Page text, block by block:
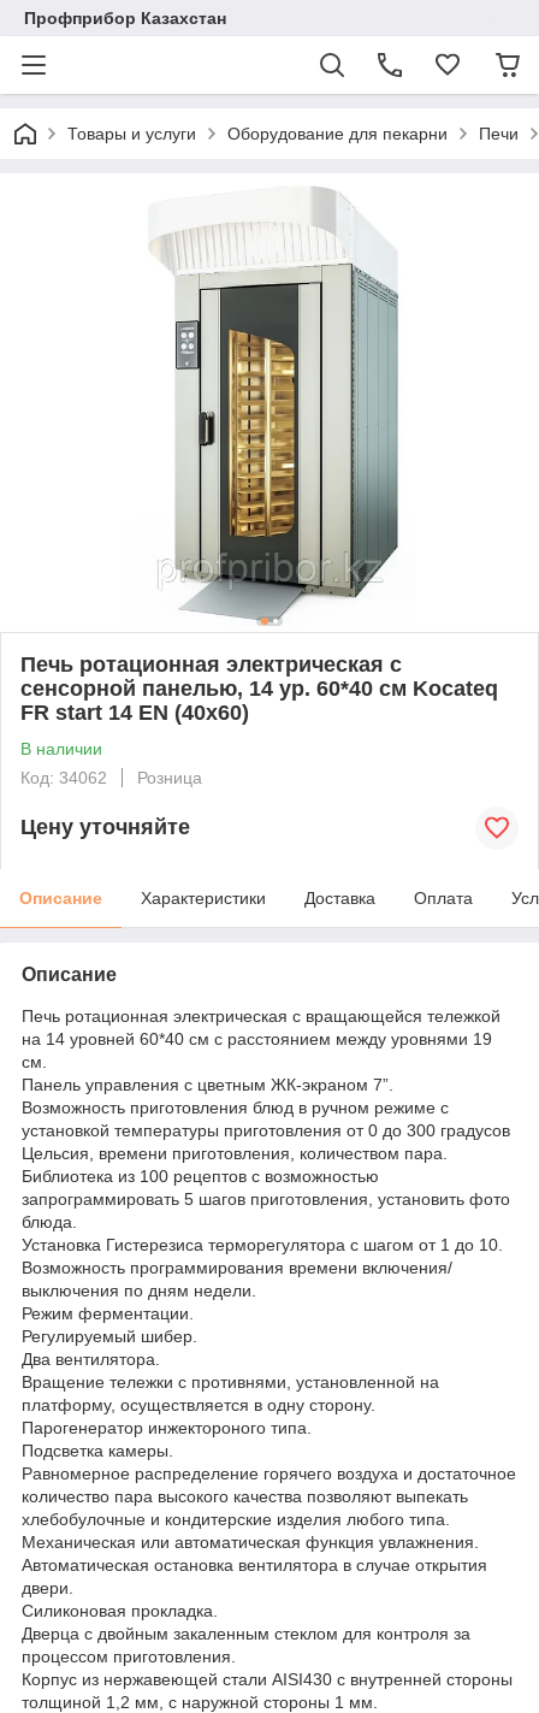
Профприбор Казахстан
Товары и услуги Оборудование для пекарни Печи
Печь ротационная электрическая с
сенсорной панелью, 14 ур. 60*40 см Kocateq
FR start 14 EN (40x60)
В наличии
Код: 34062
Розница
Цену уточняйте
Описание Характеристики Доставка Оплата
Описание
Печь ротационная электрическая с вращающейся тележкой
на 14 уровней 60*40 см с расстоянием между уровнями 19
см.
Панель управления с цветным ЖК-экраном 7”.
Возможность приготовления блюд в ручном режиме с
установкой температуры приготовления от 0 до 300 градусов
Цельсия, времени приготовления, количеством пара.
Библиотека из 100 рецептов с возможностью
запрограммировать 5 шагов приготовления, установить фото
блюда.
Установка Гистерезиса терморегулятора с шагом от 1 до 10.
Возможность программирования времени включения/
выключения по дням недели.
Режим ферментации.
Регулируемый шибер.
Два вентилятора.
Вращение тележки с противнями, установленной на
платформу, осуществляется в одну сторону.
Парогенератор инжектороного типа.
Подсветка камеры.
Равномерное распределение горячего воздуха и достаточное
количество пара высокого качества позволяют выпекать
хлебобулочные и кондитерские изделия любого типа.
Механическая или автоматическая функция увлажнения.
Автоматическая остановка вентилятора в случае открытия
двери.
Силиконовая прокладка.
Дверца с двойным закаленным стеклом для контроля за
процессом приготовления.
Корпус из нержавеющей стали AISI430 с внутренней стороны
толщиной 1,2 мм, с наружной стороны 1 мм.